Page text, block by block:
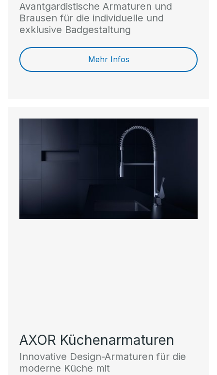
Avantgardistische Armaturen und
Brausen für die individuelle und
exklusive Badgestaltung
Mehr Infos
AXOR Küchenarmaturen
Innovative Design-Armaturen für die
moderne Küche mit